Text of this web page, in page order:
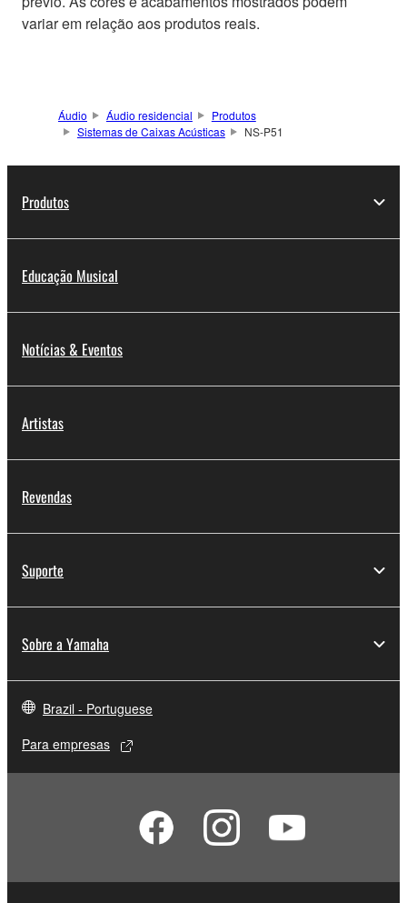
variar em relação aos produtos reais.
Áudio Áudio residencial
Produtos
Sistemas de Caixas Acústicas
NS-P51
Produtos
Educação Musical
Notícias & Eventos
Artistas
Revendas
Suporte
Sobre a Yamaha
Brazil - Portuguese
Para empresas